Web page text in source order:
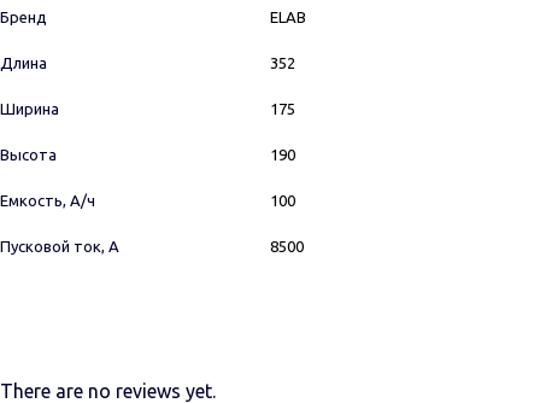
Бренд ELAB
Длина 352
Ширина 175
Высота 190
Емкость, А/ч 100
Пусковой ток, А 8500
There are no reviews yet.